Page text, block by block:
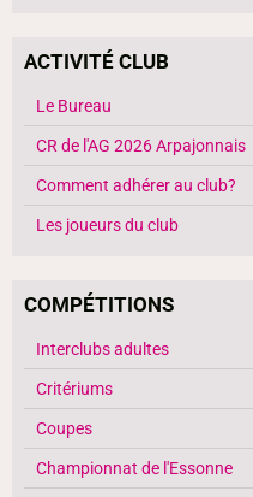
ACTIVITÉ CLUB
Le Bureau
CR de l'AG 2026 Arpajonnais
Comment adhérer au club?
Les joueurs du club
COMPÉTITIONS
Interclubs adultes
Critériums
Coupes
Championnat de l'Essonne